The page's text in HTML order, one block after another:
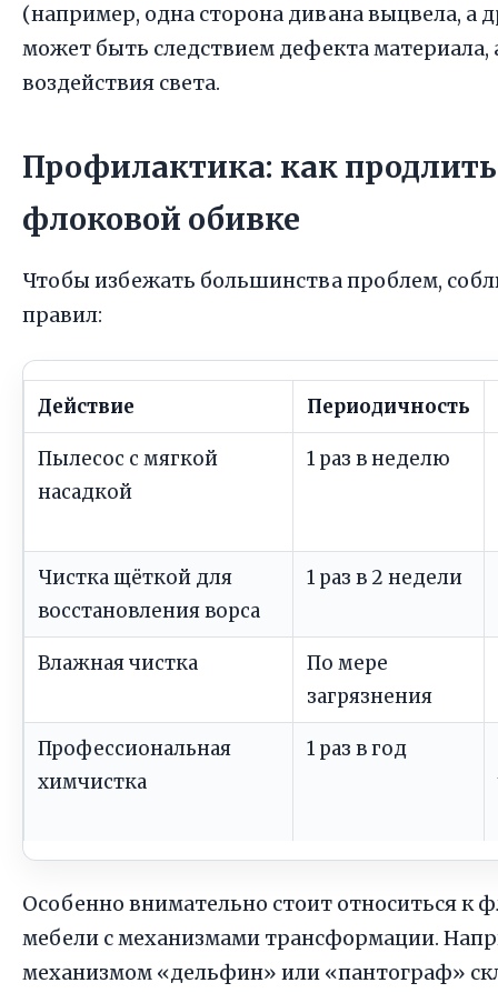
(например, одна сторона дивана выцвела, а
может быть следствием дефекта материала,
воздействия света.
Профилактика: как
флоковой обивке
Чтобы избежать большинства проблем,
правил:
Действие Периодичность
Пылесос с мягкой
насадкой
1 раз в неделю
Чистка щёткой для
восстановления ворса
1 раз в 2 недели
Влажная чистка
По мере
загрязнения
Профессиональная
химчистка
1 раз в год
Особенно внимательно стоит относиться к
мебели с механизмами трансформации.
механизмом «дельфин» или «пантограф»